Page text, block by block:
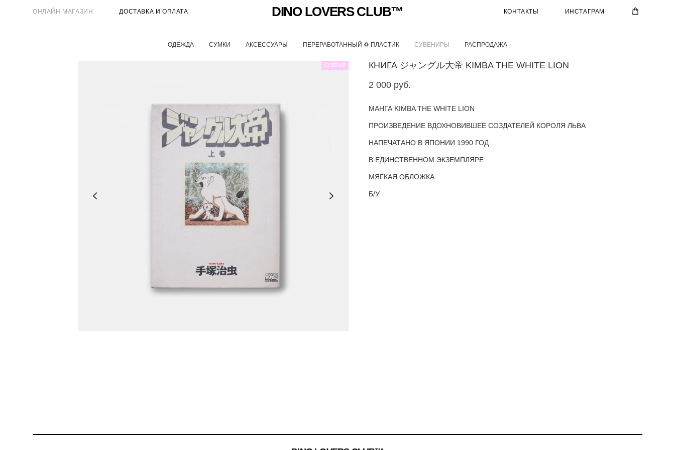
ОНЛАЙН МАГАЗИН ДОСТАВКА И ОПЛАТА DINO LOVERS CLUB™ КОНТАКТЫ ИНСТАГРАМ
ОДЕЖДА СУМКИ АКСЕССУАРЫ ПЕРЕРАБОТАННЫЙ ♻ ПЛАСТИК СУВЕНИРЫ РАСПРОДАЖА
СУВЕНИР
КНИГА ジャングル大帝 KIMBA THE WHITE LION
2 000 pуб.
МАНГА KIMBA THE WHITE LION
ПРОИЗВЕДЕНИЕ ВДОХНОВИВШЕЕ СОЗДАТЕЛЕЙ КОРОЛЯ ЛЬВА
НАПЕЧАТАНО В ЯПОНИИ 1990 ГОД
В ЕДИНСТВЕННОМ ЭКЗЕМПЛЯРЕ
МЯГКАЯ ОБЛОЖКА
Б/У